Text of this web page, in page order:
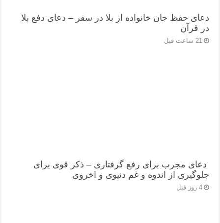
دعای حفظ جان خانواده از بلا در سفر – دعای دفع بلا
در قرآن
21 ساعت قبل
دعای مجرب برای رفع گرفتاری – ذکر قوی برای
جلوگیری از اندوه و غم دنیوی و اخروی
4 روز قبل